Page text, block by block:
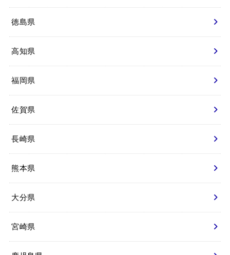
徳島県
高知県
福岡県
佐賀県
長崎県
熊本県
大分県
宮崎県